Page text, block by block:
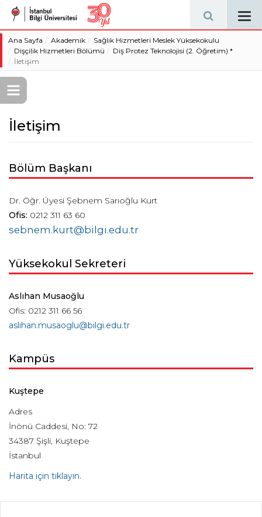
Ana Sayfa Akademik
Sağlık Hizmetleri Meslek Yüksekokulu
Dişçilik Hizmetleri Bölümü
Diş Protez Teknolojisi (2. Öğretim) *
İletişim
İletişim
Bölüm Başkanı
Dr. Öğr. Üyesi Şebnem Sarıoğlu Kurt
Ofis: 0212 311 63 60
sebnem.kurt@bilgi.edu.tr
Yüksekokul Sekreteri
Aslıhan Musaoğlu
Ofis: 0212 311 66 56
aslihan.musaoglu@bilgi.edu.tr
Kampüs
Kuştepe
Adres
İnönü Caddesi, No: 72
34387 Şişli, Kuştepe
İstanbul
Harita için tıklayın.